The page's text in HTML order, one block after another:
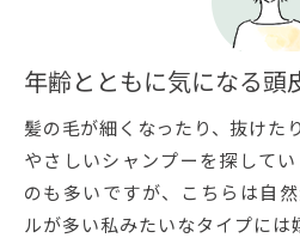
年齢とともに気になる頭
髪の毛が細くなったり、抜けた
やさしいシャンプーを探して
のも多いですが、こちらは自
ルが多い私みたいなタイプに